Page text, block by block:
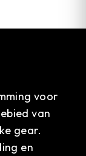
voor
van
gear.
en